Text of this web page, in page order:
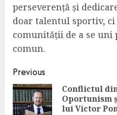
perseverență și
doar talentul sportiv, ci
comunității de a se uni
comun.
Continue
Reading
Previous
Conflictul
Oportunism
lui Victor